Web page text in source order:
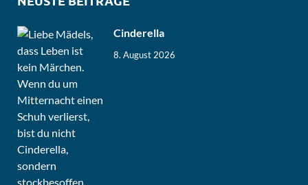
Cinderella
8. August 2026